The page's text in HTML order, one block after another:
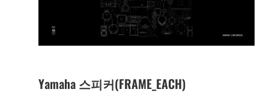
Yamaha 스피커(FRAME_EACH)